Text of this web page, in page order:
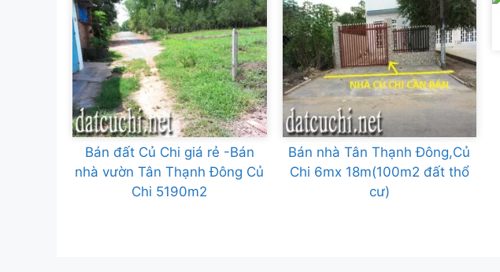
Bán đất Củ Chi giá rẻ -Bán
nhà vườn Tân Thạnh Đông Củ
Chi 5190m2
Bán nhà Tân Thạnh Đông,Củ
Chi 6mx 18m(100m2 đất thổ
cư)